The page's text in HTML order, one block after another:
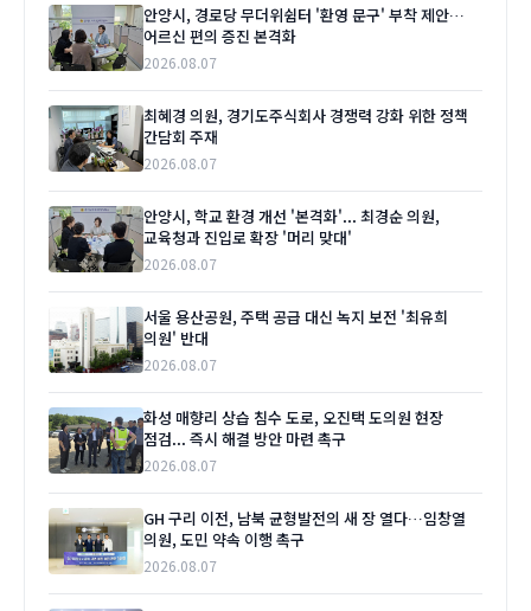
안양시, 경로당 무더위쉼터 '환영 문구' 부착 제안…
어르신 편의 증진 본격화
2026.08.07
최혜경 의원, 경기도주식회사 경쟁력 강화 위한 정책
간담회 주재
2026.08.07
안양시, 학교 환경 개선 '본격화'... 최경순 의원,
교육청과 진입로 확장 '머리 맞대'
2026.08.07
서울 용산공원, 주택 공급 대신 녹지 보전 '최유희
의원' 반대
2026.08.07
화성 매향리 상습 침수 도로, 오진택 도의원 현장
점검... 즉시 해결 방안 마련 촉구
2026.08.07
GH 구리 이전, 남북 균형발전의 새 장 열다…임창열
의원, 도민 약속 이행 촉구
2026.08.07